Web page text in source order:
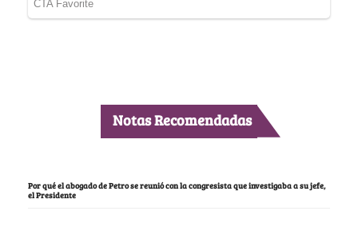
Notas Recomendadas
Por qué el abogado de Petro se reunió con la congresista que investigaba a su jefe,
el Presidente